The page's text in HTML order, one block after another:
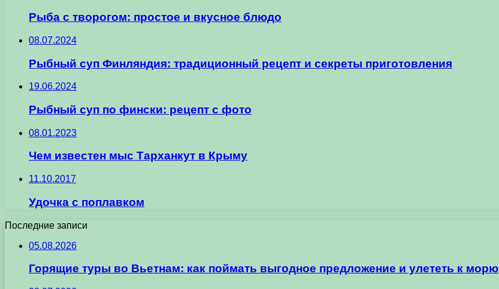
Рыба с творогом: простое и вкусное блюдо
08.07.2024
Рыбный суп Финляндия: традиционный рецепт и секреты приготовления
19.06.2024
Рыбный суп по фински: рецепт с фото
08.01.2023
Чем известен мыс Тарханкут в Крыму
11.10.2017
Удочка с поплавком
Последние записи
05.08.2026
Горящие туры во Вьетнам: как поймать выгодное предложение и улететь к морю